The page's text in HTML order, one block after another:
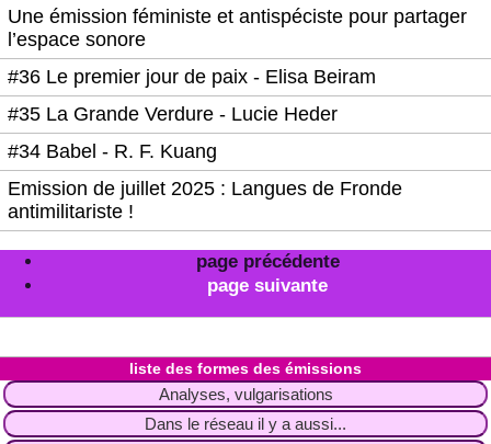
Une émission féministe et antispéciste pour partager
l’espace sonore
#36 Le premier jour de paix - Elisa Beiram
#35 La Grande Verdure - Lucie Heder
#34 Babel - R. F. Kuang
Emission de juillet 2025 : Langues de Fronde
antimilitariste !
page précédente
page suivante
liste des formes des émissions
Analyses, vulgarisations
Dans le réseau il y a aussi...